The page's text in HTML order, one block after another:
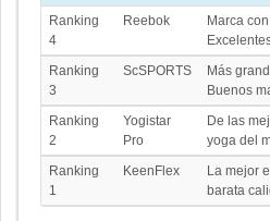
Ranking
4
Reebok
Marca
Ranking
3
ScSPORTS
Más
Buenos
Ranking
2
Yogistar
Pro
De las
yoga del
Ranking
1
KeenFlex
La mejor
barata